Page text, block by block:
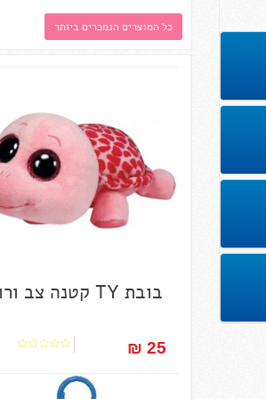
כל המוצרים הנמכרים ביותר
בובת TY קטנה צב ורוד
25 ₪‎